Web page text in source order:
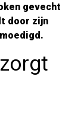
gevecht
door zijn